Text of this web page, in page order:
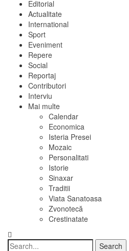
Editorial
Actualitate
International
Sport
Eveniment
Repere
Social
Reportaj
Contributori
Interviu
Mai multe
Calendar
Economica
Isteria Presei
Mozaic
Personalitati
Istorie
Sinaxar
Traditii
Viata Sanatoasa
Zvonotecă
Crestinatate